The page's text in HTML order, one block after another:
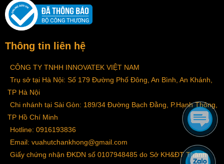
Thông tin liên hệ
CÔNG TY TNHH INNOVATEK VIỆT NAM
Trụ sở tại Hà Nội: Số 179 Đường Phố Đông, An Bình, An Khánh,
TP Hà Nội
Chi nhánh tại Sài Gòn: 189/34 Đường Bạch Đằng, P.Hạnh Thông,
TP Hồ Chí Minh
Hotline: 0916193836
Email: vuahutchankhong@gmail.com
Giấy chứng nhận ĐKDN số 0107948485 do Sở KH&ĐT Thành